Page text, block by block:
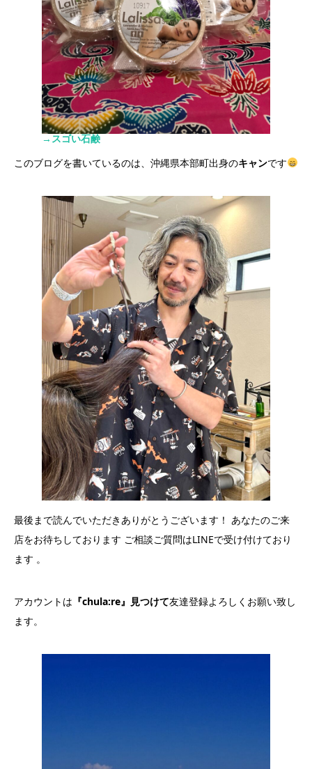
→スゴい石鹸
このブログを書いているのは、沖縄県本部町出身のキャンです
最後まで読んでいただきありがとうございます！ あなたのご来
店をお待ちしております ご相談ご質問はLINEで受け付けており
ます 。
アカウントは 『chula:re』見つけて友達登録よろしくお願い致し
ます。